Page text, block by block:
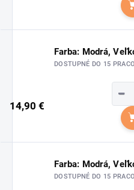
Farba: Modrá,
DOSTUPNÉ DO 15
14,90 €
−
Farba: Modrá,
DOSTUPNÉ DO 15